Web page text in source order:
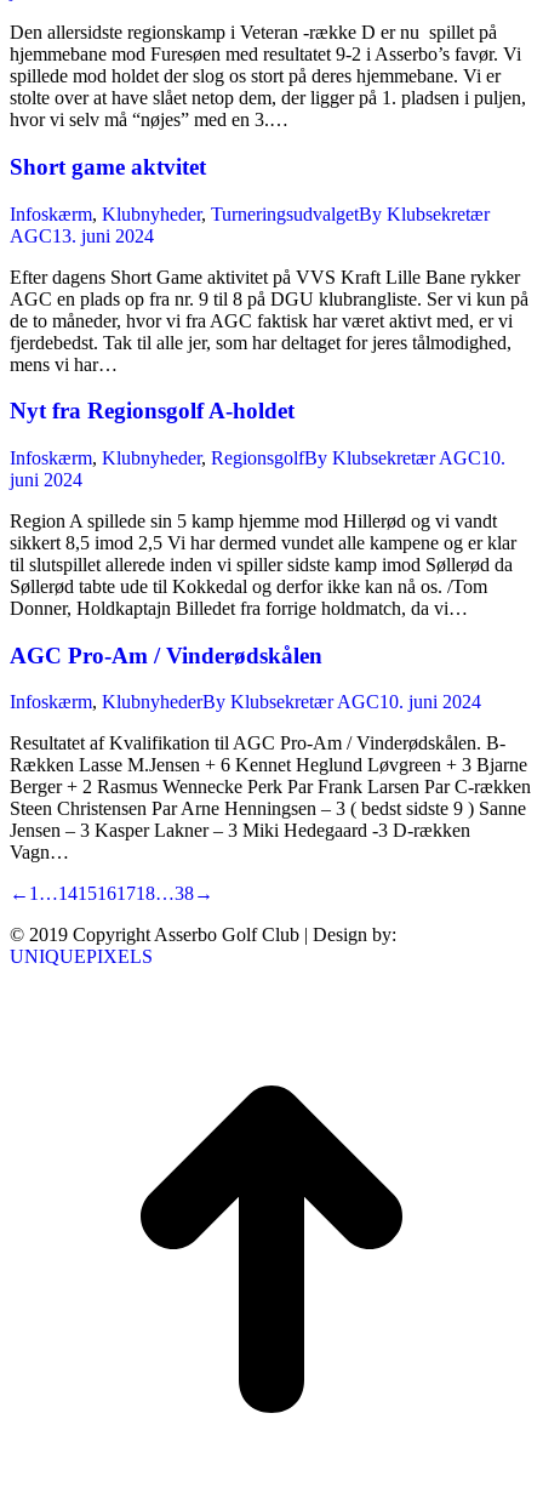
Den allersidste regionskamp i Veteran -række D er nu spillet på
hjemmebane mod Furesøen med resultatet 9-2 i Asserbo’s favør. Vi
spillede mod holdet der slog os stort på deres hjemmebane. Vi er
stolte over at have slået netop dem, der ligger på 1. pladsen i puljen,
hvor vi selv må “nøjes” med en 3.…
Short game aktvitet
Infoskærm, Klubnyheder, TurneringsudvalgetBy Klubsekretær
AGC13. juni 2024
Efter dagens Short Game aktivitet på VVS Kraft Lille Bane rykker
AGC en plads op fra nr. 9 til 8 på DGU klubrangliste. Ser vi kun på
de to måneder, hvor vi fra AGC faktisk har været aktivt med, er vi
fjerdebedst. Tak til alle jer, som har deltaget for jeres tålmodighed,
mens vi har…
Nyt fra Regionsgolf A-holdet
Infoskærm, Klubnyheder, RegionsgolfBy Klubsekretær AGC10.
juni 2024
Region A spillede sin 5 kamp hjemme mod Hillerød og vi vandt
sikkert 8,5 imod 2,5 Vi har dermed vundet alle kampene og er klar
til slutspillet allerede inden vi spiller sidste kamp imod Søllerød da
Søllerød tabte ude til Kokkedal og derfor ikke kan nå os. /Tom
Donner, Holdkaptajn Billedet fra forrige holdmatch, da vi…
AGC Pro-Am / Vinderødskålen
Infoskærm, KlubnyhederBy Klubsekretær AGC10. juni 2024
Resultatet af Kvalifikation til AGC Pro-Am / Vinderødskålen. B-
Rækken Lasse M.Jensen + 6 Kennet Heglund Løvgreen + 3 Bjarne
Berger + 2 Rasmus Wennecke Perk Par Frank Larsen Par C-rækken
Steen Christensen Par Arne Henningsen – 3 ( bedst sidste 9 ) Sanne
Jensen – 3 Kasper Lakner – 3 Miki Hedegaard -3 D-rækken
Vagn…
← 1 …1415161718…38→
© 2019 Copyright Asserbo Golf Club | Design by:
UNIQUEPIXELS